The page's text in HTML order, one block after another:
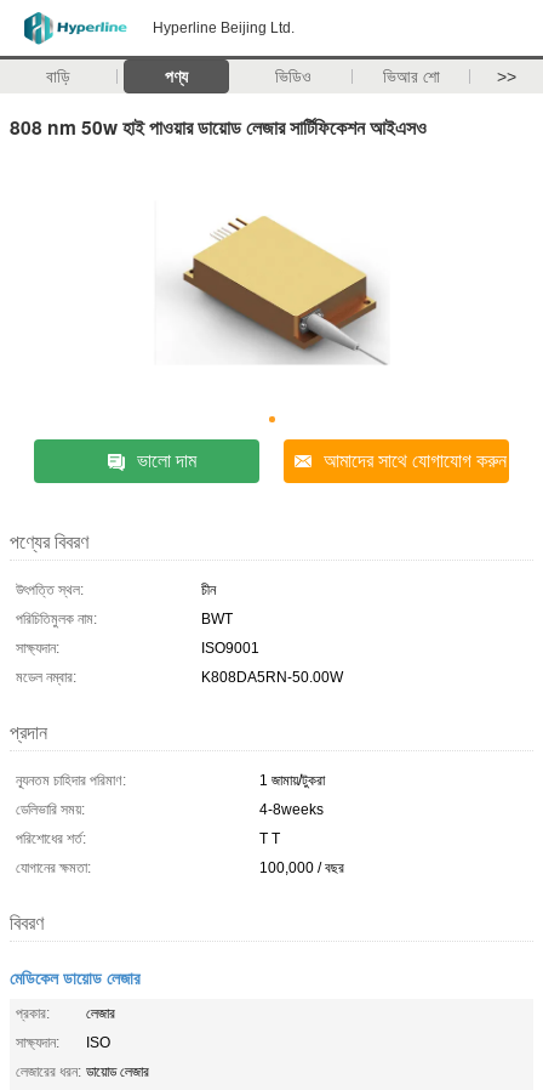
Hyperline Beijing Ltd.
বাড়ি পণ্য ভিডিও ভিআর শো >>
808 nm 50w হাই পাওয়ার ডায়োড লেজার সার্টিফিকেশন আইএসও
ভালো দাম আমাদের সাথে যোগাযোগ করুন
পণ্যের বিবরণ
উৎপত্তি স্থল:
চীন
পরিচিতিমুলক নাম:
BWT
সাক্ষ্যদান:
ISO9001
মডেল নম্বার:
K808DA5RN-50.00W
প্রদান
ন্যূনতম চাহিদার পরিমাণ:
1 জামায়/টুকরা
ডেলিভারি সময়:
4-8weeks
পরিশোধের শর্ত:
T T
যোগানের ক্ষমতা:
100,000 / বছর
বিবরণ
মেডিকেল ডায়োড লেজার
প্রকার:
লেজার
সাক্ষ্যদান:
ISO
লেজারের ধরন: ডায়োড লেজার